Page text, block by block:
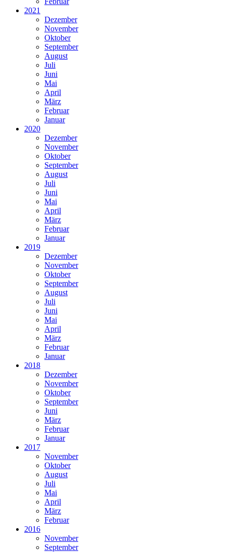
2021
Dezember
November
Oktober
September
August
Juli
Juni
Mai
April
März
Februar
Januar
2020
Dezember
November
Oktober
September
August
Juli
Juni
Mai
April
März
Februar
Januar
2019
Dezember
November
Oktober
September
August
Juli
Juni
Mai
April
März
Februar
Januar
2018
Dezember
November
Oktober
September
Juni
März
Februar
Januar
2017
November
Oktober
August
Juli
Mai
April
März
Februar
2016
November
September